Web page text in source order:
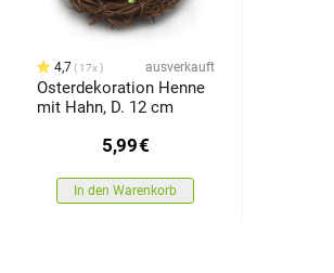
4,7 17x ausverkauft
Osterdekoration Henne
mit Hahn, D. 12 cm
5,99€
In den Warenkorb